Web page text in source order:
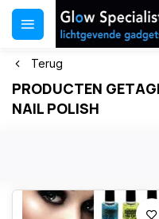
Terug
PRODUCTEN
NAIL POLISH